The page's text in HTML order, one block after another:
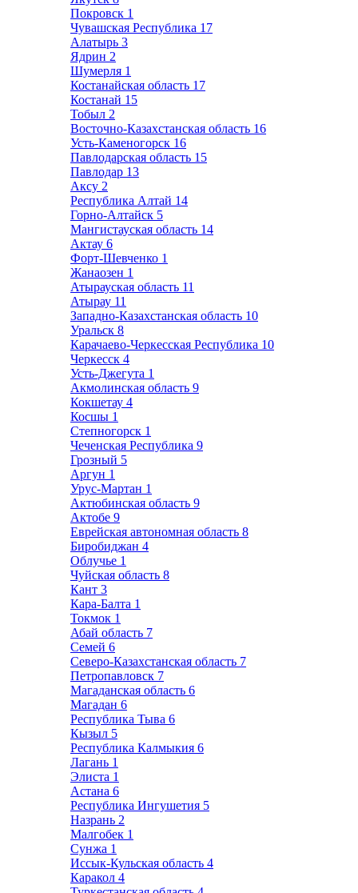
Покровск 1
Чувашская Республика 17
Алатырь 3
Ядрин 2
Шумерля 1
Костанайская область 17
Костанай 15
Тобыл 2
Восточно-Казахстанская область 16
Усть-Каменогорск 16
Павлодарская область 15
Павлодар 13
Аксу 2
Республика Алтай 14
Горно-Алтайск 5
Мангистауская область 14
Актау 6
Форт-Шевченко 1
Жанаозен 1
Атырауская область 11
Атырау 11
Западно-Казахстанская область 10
Уральск 8
Карачаево-Черкесская Республика 10
Черкесск 4
Усть-Джегута 1
Акмолинская область 9
Кокшетау 4
Косшы 1
Степногорск 1
Чеченская Республика 9
Грозный 5
Аргун 1
Урус-Мартан 1
Актюбинская область 9
Актобе 9
Еврейская автономная область 8
Биробиджан 4
Облучье 1
Чуйская область 8
Кант 3
Кара-Балта 1
Токмок 1
Абай область 7
Семей 6
Северо-Казахстанская область 7
Петропавловск 7
Магаданская область 6
Магадан 6
Республика Тыва 6
Кызыл 5
Республика Калмыкия 6
Лагань 1
Элиста 1
Астана 6
Республика Ингушетия 5
Назрань 2
Малгобек 1
Сунжа 1
Иссык-Кульская область 4
Каракол 4